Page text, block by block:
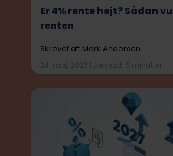
Er 4% rente højt? Sådan
renten
Skrevet af: Mark Andersen
24. maj, 2026 | Læsetid: 6 minutter